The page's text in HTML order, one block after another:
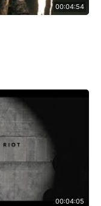
00:04:54
00:04:05